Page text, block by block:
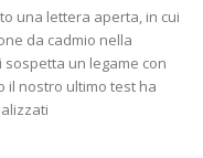
una lettera aperta, in cui
da cadmio nella
un legame con
il nostro ultimo test ha